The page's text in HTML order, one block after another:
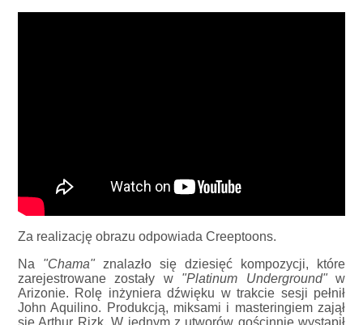
Za realizację obrazu odpowiada Creeptoons.
Na "Chama" znalazło się dziesięć kompozycji, które
zarejestrowane zostały w"Platinum Underground"w
Arizonie. Rolę inżyniera dźwięku w trakcie sesji pełnił
John Aquilino. Produkcją, miksami i masteringiem zajął
się Arthur Rizk. W jednym z utworów gościnnie wystąpił